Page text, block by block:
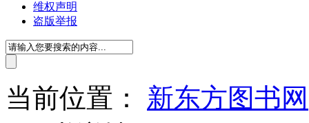
维权声明
盗版举报
当前位置： 新东方图书网